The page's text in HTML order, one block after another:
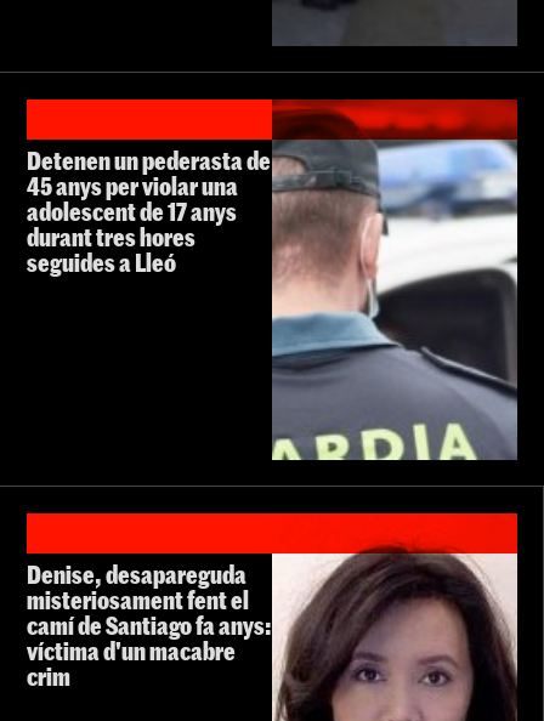
Detenen un pederasta de
45 anys per violar una
adolescent de 17 anys
durant tres hores
seguides a Lleó
Denise, desapareguda
misteriosament fent el
camí de Santiago fa anys:
víctima d'un macabre
crim